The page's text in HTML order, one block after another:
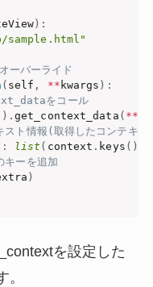
) :
sample.html"
バーライド
( self , ** kwargs ) :
をコール
) .get_context_data ( **
ト情報(取得したコンテキ
: list ( context . keys ( )
キーを追加
)
を設定した